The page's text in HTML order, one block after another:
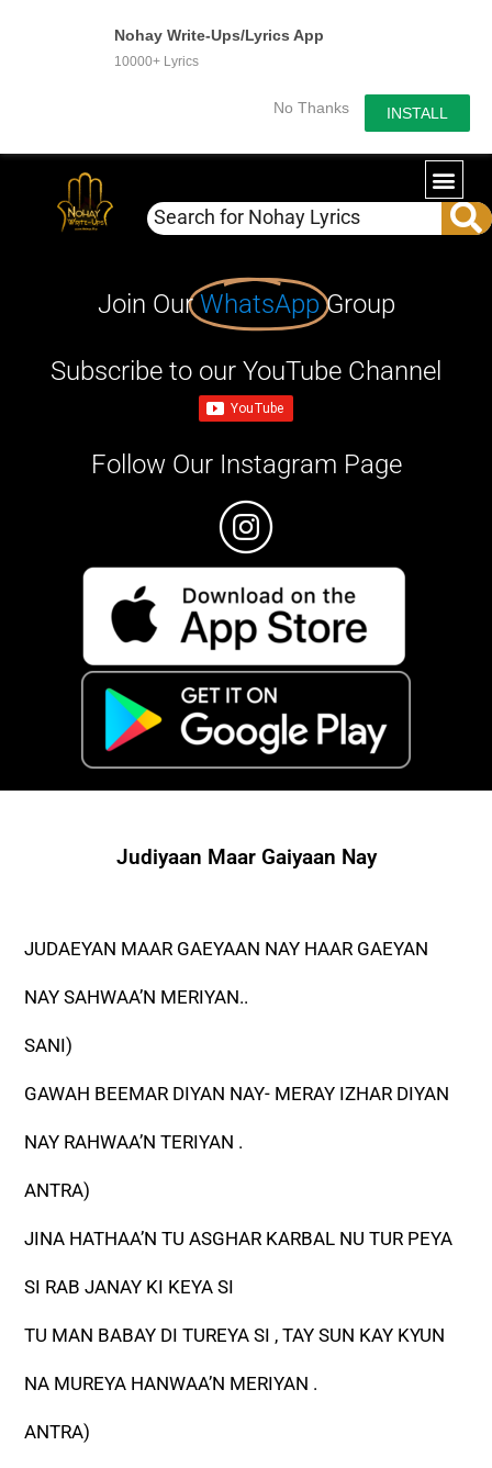
Nohay Write-Ups/Lyrics App
10000+ Lyrics
No Thanks INSTALL
Join OurWhatsApp Group
Subscribe to our YouTube Channel
Follow Our Instagram Page
Judiyaan Maar Gaiyaan Nay
JUDAEYAN MAAR GAEYAAN NAY HAAR GAEYAN
NAY SAHWAA’N MERIYAN..
SANI)
GAWAH BEEMAR DIYAN NAY- MERAY IZHAR DIYAN
NAY RAHWAA’N TERIYAN .
ANTRA)
JINA HATHAA’N TU ASGHAR KARBAL NU TUR PEYA
SI RAB JANAY KI KEYA SI
TU MAN BABAY DI TUREYA SI , TAY SUN KAY KYUN
NA MUREYA HANWAA’N MERIYAN .
ANTRA)